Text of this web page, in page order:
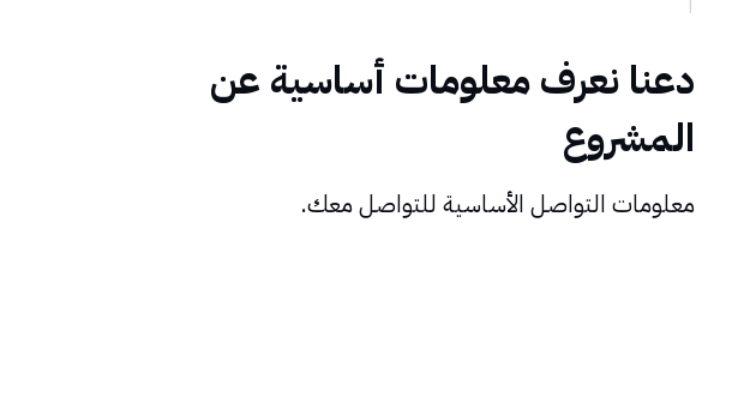
دعنا نعرف معلومات أساسية عن
المشروع
معلومات التواصل الأساسية للتواصل معك.